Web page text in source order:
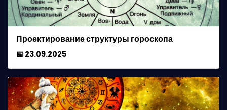
Проектирование структуры гороскопа
📅 23.09.2025